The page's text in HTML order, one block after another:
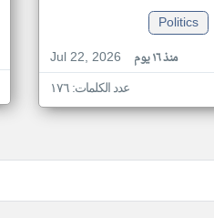
Politics
Jul 22, 2026
منذ ١٦ يوم
عدد الكلمات: ١٧٦